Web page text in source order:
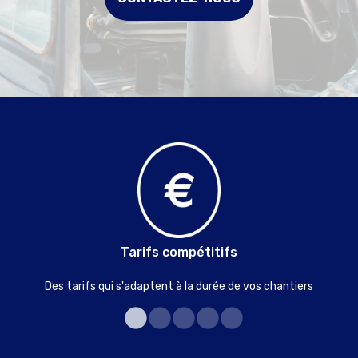
Tarifs compétitifs
Des tarifs qui s'adaptent à la durée de vos chantiers